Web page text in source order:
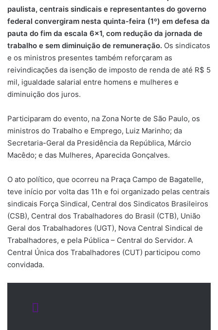
paulista, centrais sindicais e representantes do governo
federal convergiram nesta quinta-feira (1º) em defesa da
pauta do fim da escala 6×1, com redução da jornada de
trabalho e sem diminuição de remuneração. Os sindicatos
e os ministros presentes também reforçaram as
reivindicações da isenção de imposto de renda de até R$ 5
mil, igualdade salarial entre homens e mulheres e
diminuição dos juros.
Participaram do evento, na Zona Norte de São Paulo, os
ministros do Trabalho e Emprego, Luiz Marinho; da
Secretaria-Geral da Presidência da República, Márcio
Macêdo; e das Mulheres, Aparecida Gonçalves.
O ato político, que ocorreu na Praça Campo de Bagatelle,
teve início por volta das 11h e foi organizado pelas centrais
sindicais Força Sindical, Central dos Sindicatos Brasileiros
(CSB), Central dos Trabalhadores do Brasil (CTB), União
Geral dos Trabalhadores (UGT), Nova Central Sindical de
Trabalhadores, e pela Pública – Central do Servidor. A
Central Única dos Trabalhadores (CUT) participou como
convidada.